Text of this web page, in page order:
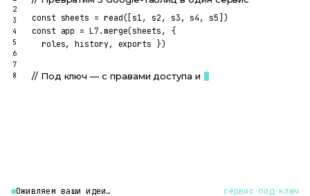
2
3
4
5
6
7
8
const sheets = read( [s1, s2, s3, s4, s5] )
const app = L7 . merge(sheets , {
  roles, history, exports
})
// Под ключ — с правами доступа и историей
Оживляем ваши идеи… сервис под ключ